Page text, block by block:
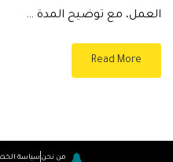
العمل، مع توضيح المدة …
Read More
من نحن سياسة